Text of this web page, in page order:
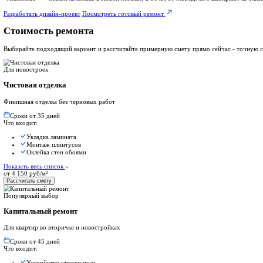
50м²
Тип ремонта
Капитальный
Добавить в стоимость
Дизайн-проект
Рассчитать стоимость
Главная Ремонт в ЖК
Ремонт квартиры в ЖК Алхимово
Тип проекта:Монолитно-кирпичный
Срок сдачи:Сдан
Этажей:от 8 до 16
О проекте:
«Алхимово» — жилой комплекс в Новой Москве, в 16 км от